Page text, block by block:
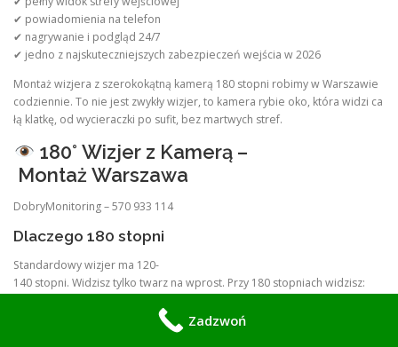
✔ powiadomienia na telefon
✔ nagrywanie i podgląd 24/7
✔ jedno z najskuteczniejszych zabezpieczeń wejścia w 2026
Montaż wizjera z szerokokątną kamerą 180 stopni robimy w Warszawie
codziennie. To nie jest zwykły wizjer, to kamera rybie oko, która widzi ca
łą klatkę, od wycieraczki po sufit, bez martwych stref.
180° Wizjer z Kamerą –
Montaż Warszawa
DobryMonitoring – 570 933 114
Dlaczego 180 stopni
Standardowy wizjer ma 120-
140 stopni. Widzisz tylko twarz na wprost. Przy 180 stopniach widzisz:
paczki zostawione pod drzwiami
Zadzwoń